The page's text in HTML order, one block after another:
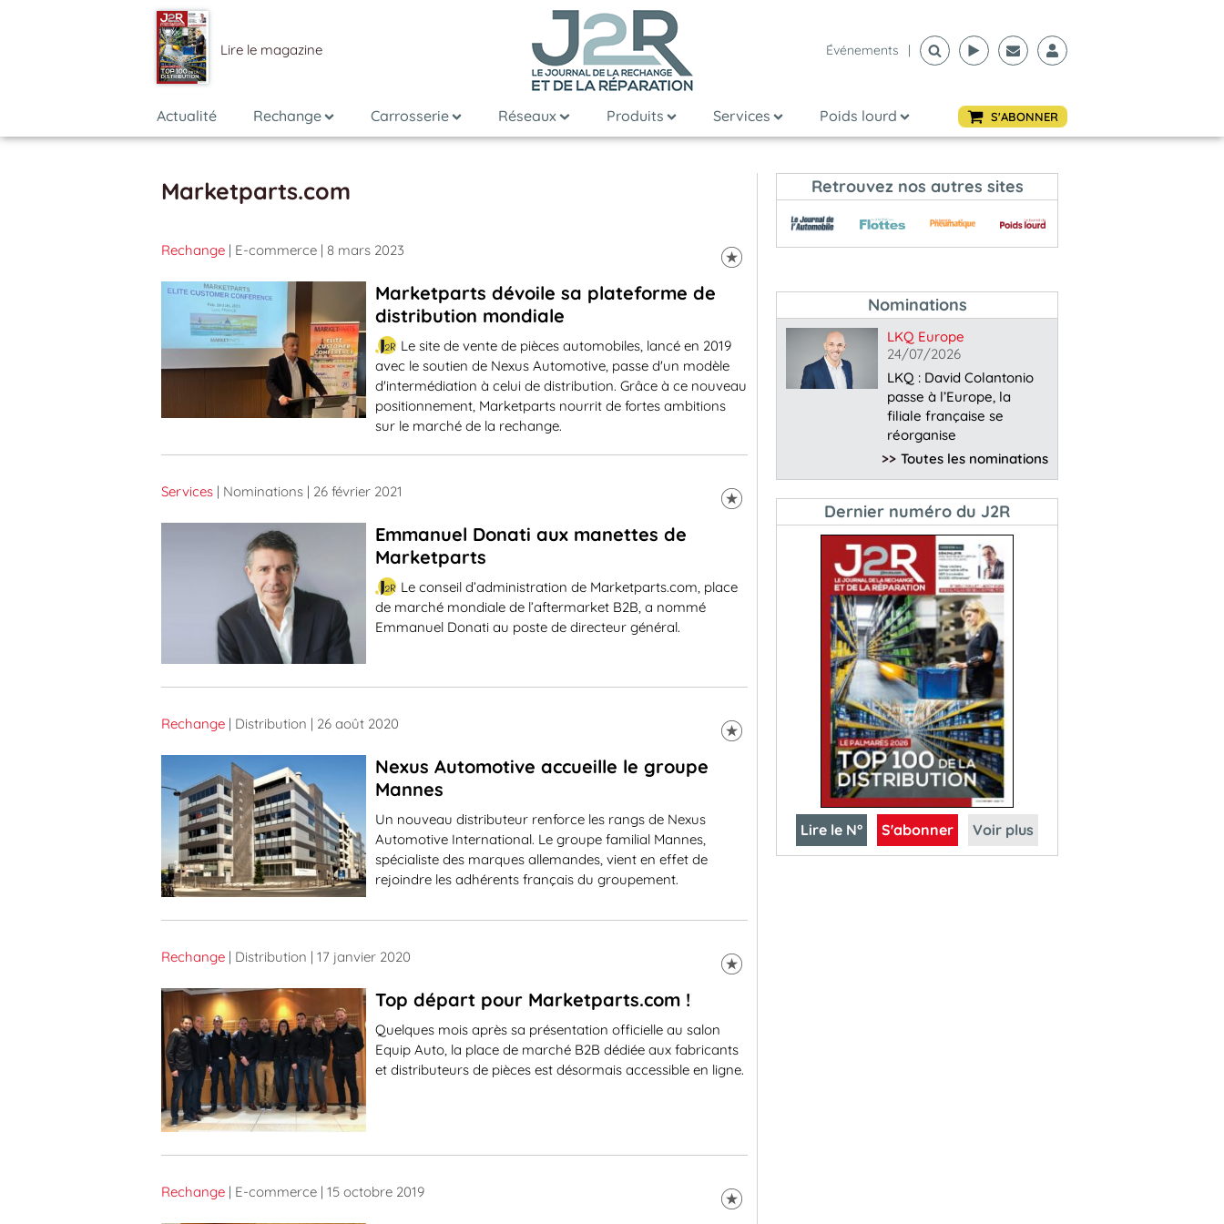
Lire le magazine Événements |
Actualité Rechange Carrosserie Réseaux Produits Services Poids lourd S'ABONNER
Marketparts.com
Rechange | E-commerce | 8 mars 2023
Marketparts dévoile sa plateforme de
distribution mondiale
Le site de vente de pièces automobiles, lancé en 2019
avec le soutien de Nexus Automotive, passe d'un modèle
d'intermédiation à celui de distribution. Grâce à ce nouveau
positionnement, Marketparts nourrit de fortes ambitions
sur le marché de la rechange.
Services | Nominations | 26 février 2021
Emmanuel Donati aux manettes de
Marketparts
Le conseil d’administration de Marketparts.com, place
de marché mondiale de l’aftermarket B2B, a nommé
Emmanuel Donati au poste de directeur général.
Rechange | Distribution | 26 août 2020
Nexus Automotive accueille le groupe
Mannes
Un nouveau distributeur renforce les rangs de Nexus
Automotive International. Le groupe familial Mannes,
spécialiste des marques allemandes, vient en effet de
rejoindre les adhérents français du groupement.
Rechange | Distribution | 17 janvier 2020
Top départ pour Marketparts.com !
Quelques mois après sa présentation officielle au salon
Equip Auto, la place de marché B2B dédiée aux fabricants
et distributeurs de pièces est désormais accessible en ligne.
Rechange | E-commerce | 15 octobre 2019
Retrouvez nos autres sites
Nominations
LKQ Europe
24/07/2026
LKQ : David Colantonio
passe à l’Europe, la
filiale française se
réorganise
>> Toutes les nominations
Dernier numéro du J2R
Lire le N° S'abonner Voir plus